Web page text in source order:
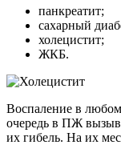
панкреатит;
сахарный
холецистит;
ЖКБ.
Воспаление в
очередь в ПЖ
их гибель. На их